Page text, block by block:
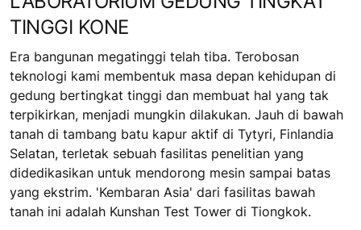
TINGGI KONE
Era bangunan megatinggi telah tiba. Terobosan
teknologi kami membentuk masa depan kehidupan di
gedung bertingkat tinggi dan membuat hal yang tak
terpikirkan, menjadi mungkin dilakukan. Jauh di bawah
tanah di tambang batu kapur aktif di Tytyri, Finlandia
Selatan, terletak sebuah fasilitas penelitian yang
didedikasikan untuk mendorong mesin sampai batas
yang ekstrim. 'Kembaran Asia' dari fasilitas bawah
tanah ini adalah Kunshan Test Tower di Tiongkok.